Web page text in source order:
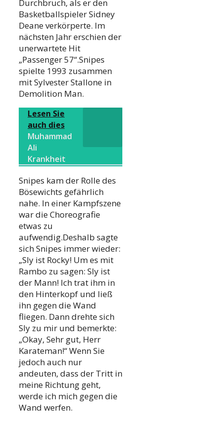
Durchbruch, als er den
Basketballspieler Sidney
Deane verkörperte. Im
nächsten Jahr erschien der
unerwartete Hit
„Passenger 57“.Snipes
spielte 1993 zusammen
mit Sylvester Stallone in
Demolition Man.
Lesen Sie
auch dies
Muhammad
Ali
Krankheit
Snipes kam der Rolle des
Bösewichts gefährlich
nahe. In einer Kampfszene
war die Choreografie
etwas zu
aufwendig.Deshalb sagte
sich Snipes immer wieder:
„Sly ist Rocky! Um es mit
Rambo zu sagen: Sly ist
der Mann! Ich trat ihm in
den Hinterkopf und ließ
ihn gegen die Wand
fliegen. Dann drehte sich
Sly zu mir und bemerkte:
„Okay, Sehr gut, Herr
Karateman!“ Wenn Sie
jedoch auch nur
andeuten, dass der Tritt in
meine Richtung geht,
werde ich mich gegen die
Wand werfen.